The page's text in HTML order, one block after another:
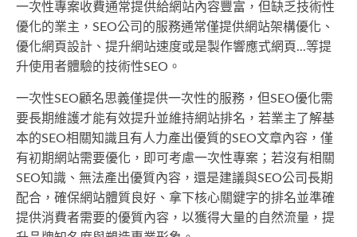
一次性專案收費通常提供給網站內容豐富，但缺乏技術性
優化的業主，SEO公司的服務通常僅提供網站架構優化、
優化網頁設計、提升網站速度或是製作響應式網頁...等提
升使用者體驗的技術性SEO。
一次性SEO顧名思義僅提供一次性的服務，但SEO優化需
要長期維護才能有效提升並維持網站排名，若業主了解基
本的SEO相關知識且有人力產出優質的SEO文章內容，僅
有初期網站需要優化，即可考慮一次性專案；若沒有相關
SEO知識、無法產出優質內容，還是建議與SEO公司長期
配合，確保網站體質良好、拿下核心關鍵字的排名並準確
提供消費者需要的優質內容，以獲得大量的自然流量，提